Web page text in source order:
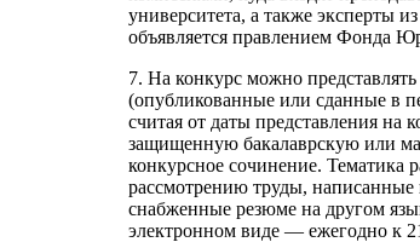
университета, а также эксперты
объявляется правлением Фонда
7. На конкурс можно
(опубликованные или сданные в
считая от даты представления на
защищенную бакалаврскую или
конкурсное сочинение. Тематика
рассмотрению труды, написанные
снабженные резюме на другом
электронном виде — ежегодно к